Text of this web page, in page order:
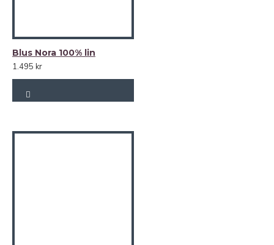
Blus Nora 100% lin
1.495 kr